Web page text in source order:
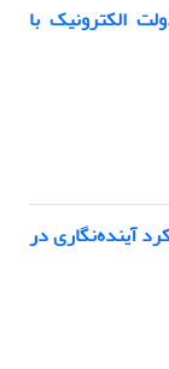
الکترونیک با
آینده‌نگاری در